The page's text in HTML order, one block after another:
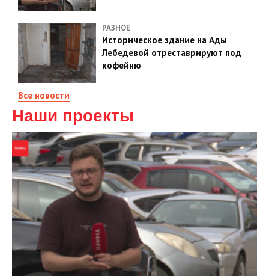
РАЗНОЕ
Историческое здание на Ады
Лебедевой отреставрируют под
кофейню
Все новости
Наши проекты